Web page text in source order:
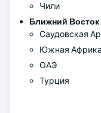
Чили
Ближний
Саудовская
Южная Африка
ОАЭ
Турция